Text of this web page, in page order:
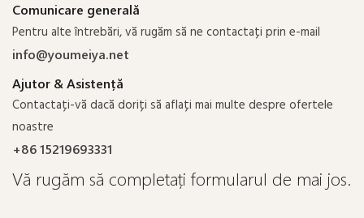
Comunicare generală
Pentru alte întrebări, vă rugăm să ne contactați prin e-mail
info@youmeiya.net
Ajutor & Asistență
Contactați-vă dacă doriți să aflați mai multe despre ofertele
noastre
+86 15219693331
Vă rugăm să completați formularul de mai jos.